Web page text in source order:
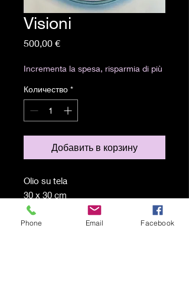
Visioni
500,00 €Цена
Incrementa la spesa, risparmia di più
Количество *
Добавить в корзину
Olio su tela
30 x 30 cm
Visioni narra di un sogno tra vite
passate, antiche e esperienze
Phone Email Facebook